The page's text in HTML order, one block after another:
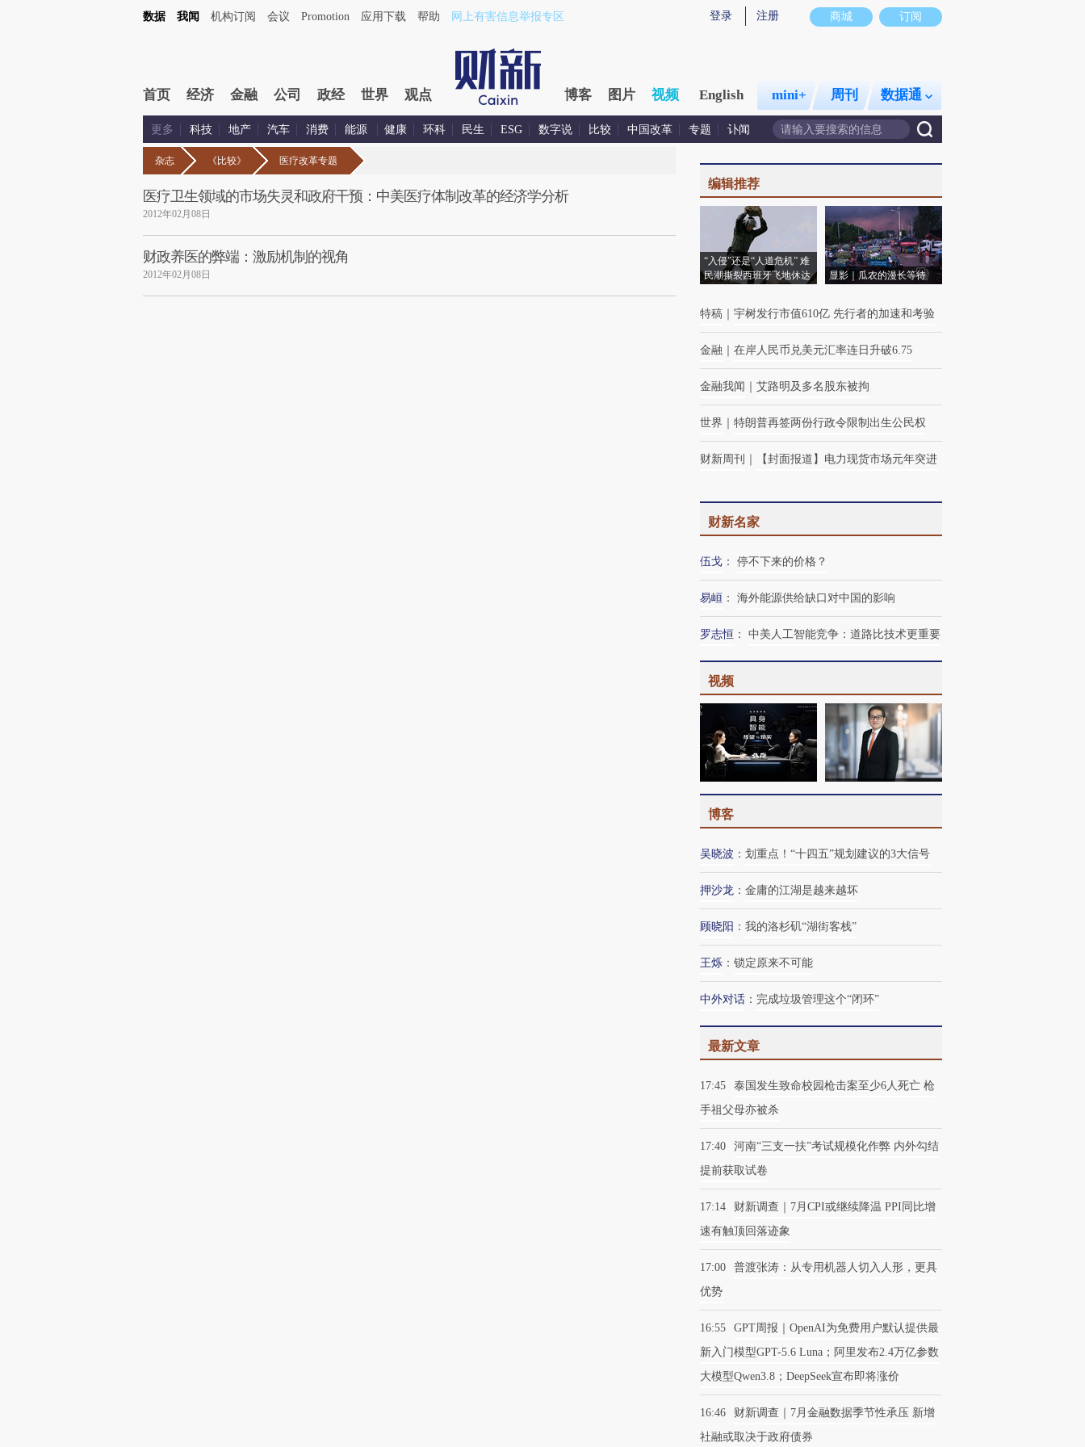
商城 订阅
登录 注册
数据 我闻 机构订阅 会议 Promotion 应用下载 帮助 网上有害信息举报专区
首页 经济 金融 公司 政经 世界 观点 博客 图片 视频 English mini+ 周刊 数据通
更多 科技 地产 汽车 消费 能源 健康 环科 民生 ESG 数字说 比较 中国改革 专题 讣闻
杂志 《比较》 医疗改革专题
医疗卫生领域的市场失灵和政府干预：中美医疗体制改革的经济学分析
2012年02月08日
财政养医的弊端：激励机制的视角
2012年02月08日
编辑推荐
“入侵”还是“人道危机” 难
民潮撕裂西班牙飞地休达
显影｜瓜农的漫长等待
特稿 宇树发行市值610亿 先行者的加速和考验
金融 在岸人民币兑美元汇率连日升破6.75
金融我闻 艾路明及多名股东被拘
世界 特朗普再签两份行政令限制出生公民权
财新周刊 【封面报道】电力现货市场元年突进
财新名家
伍戈 ： 停不下来的价格？
易峘 ： 海外能源供给缺口对中国的影响
罗志恒 ： 中美人工智能竞争：道路比技术更重要
视频
博客
吴晓波 ： 划重点！“十四五”规划建议的3大信号
押沙龙 ： 金庸的江湖是越来越坏
顾晓阳 ： 我的洛杉矶“湖街客栈”
王烁 ： 锁定原来不可能
中外对话 ： 完成垃圾管理这个“闭环”
最新文章
17:45
泰国发生致命校园枪击案至少6人死亡 枪
手祖父母亦被杀
17:40
河南“三支一扶”考试规模化作弊 内外勾结
提前获取试卷
17:14
财新调查｜7月CPI或继续降温 PPI同比增
速有触顶回落迹象
17:00
普渡张涛：从专用机器人切入人形，更具
优势
16:55
GPT周报｜OpenAI为免费用户默认提供最
新入门模型GPT-5.6 Luna；阿里发布2.4万亿参数
大模型Qwen3.8；DeepSeek宣布即将涨价
16:46
财新调查｜7月金融数据季节性承压 新增
社融或取决于政府债券